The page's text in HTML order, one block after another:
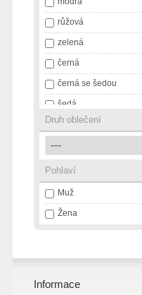
růžová
zelená
černá
černá se šedou
šedá
Druh oblečení
Pohlaví
Muž
Žena
Informace